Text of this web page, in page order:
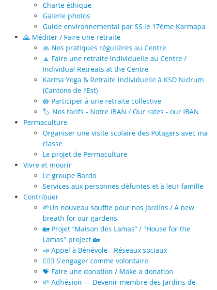
Charte éthique
Galerie photos
Guide environnemental par SS le 17ème Karmapa
🙏 Méditer / Faire une retraite
🙏 Nos pratiques régulières au Centre
🧘 Faire une retraite individuelle au Centre /
Individual Retreats at the Centre
Karma Yoga & Retraite individuelle à KSD Nidrum
(Cantons de l’Est)
🪷 Participer à une retraite collective
🏷️ Nos tarifs - Notre IBAN / Our rates - our IBAN
Permaculture
Organiser une visite scolaire des Potagers avec ma
classe
Le projet de Permaculture
Vivre et mourir
Le groupe Bardo
Services aux personnes défuntes et à leur famille
Contribuer
🌱Un nouveau souffle pour nos Jardins / A new
breath for our gardens
🏡 Projet “Maison des Lamas” / "House for the
Lamas" project 🏡
📣 Appel à Bénévole - Réseaux sociaux
🙋🏻‍♀️ S'engager comme volontaire
💝 Faire une donation / Make a donation
🌱 Adhésion — Devenir membre des Jardins de